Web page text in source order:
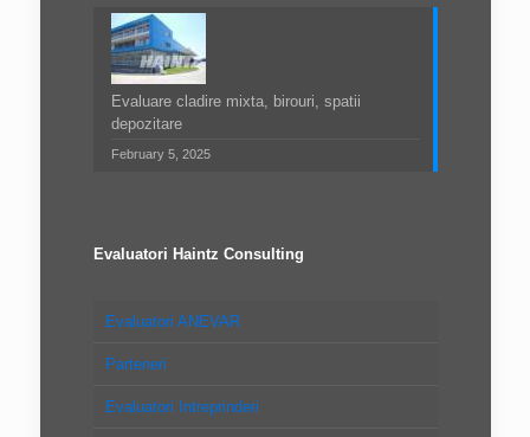
Evaluare cladire mixta, birouri, spatii
depozitare
February 5, 2025
Evaluatori Haintz Consulting
Evaluatori ANEVAR
Parteneri
Evaluatori Intreprinderi